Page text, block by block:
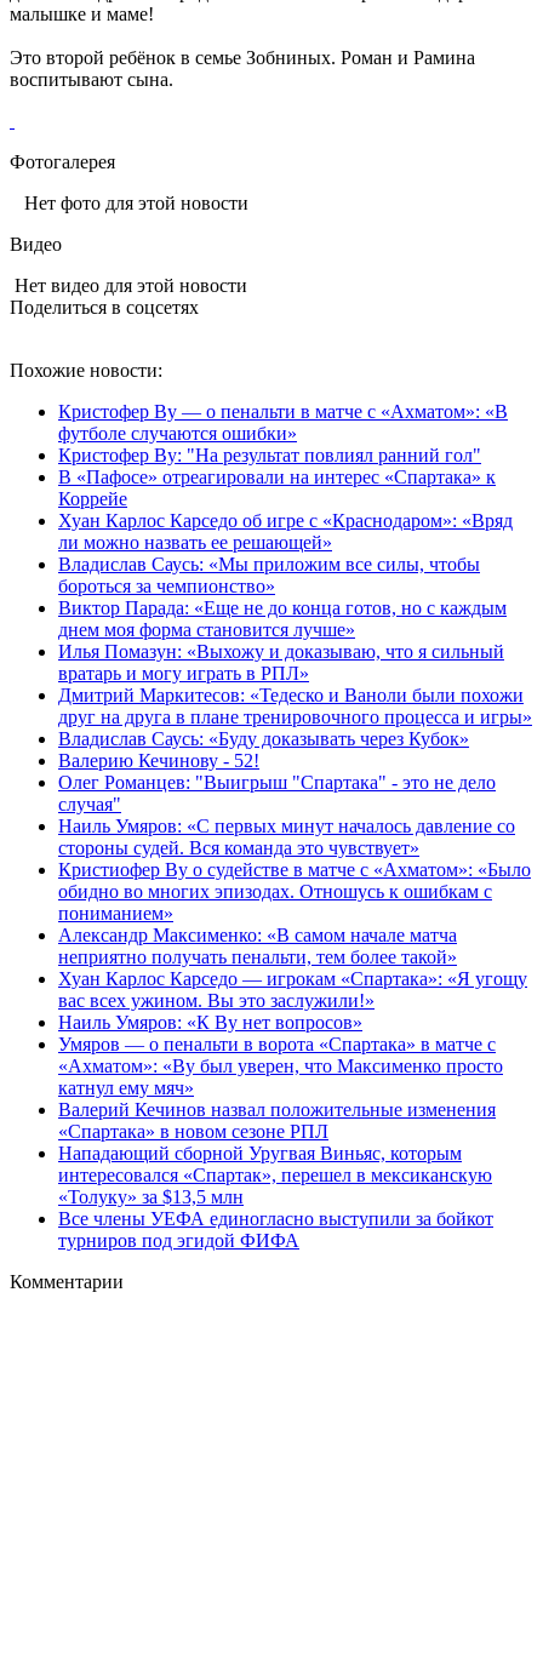
малышке и маме!
Это второй ребёнок в семье Зобниных. Роман и Рамина
воспитывают сына.
Фотогалерея
Нет фото для этой новости
Видео
Нет видео для этой новости
Поделиться в соцсетях
Похожие новости:
Кристофер Ву — о пенальти в матче с «Ахматом»: «В
футболе случаются ошибки»
Кристофер Ву: "На результат повлиял ранний гол"
В «Пафосе» отреагировали на интерес «Спартака» к
Коррейе
Хуан Карлос Карседо об игре с «Краснодаром»: «Вряд
ли можно назвать ее решающей»
Владислав Саусь: «Мы приложим все силы, чтобы
бороться за чемпионство»
Виктор Парада: «Еще не до конца готов, но с каждым
днем моя форма становится лучше»
Илья Помазун: «Выхожу и доказываю, что я сильный
вратарь и могу играть в РПЛ»
Дмитрий Маркитесов: «Тедеско и Ваноли были похожи
друг на друга в плане тренировочного процесса и игры»
Владислав Саусь: «Буду доказывать через Кубок»
Валерию Кечинову - 52!
Олег Романцев: "Выигрыш "Спартака" - это не дело
случая"
Наиль Умяров: «С первых минут началось давление со
стороны судей. Вся команда это чувствует»
Кристиофер Ву о судействе в матче с «Ахматом»: «Было
обидно во многих эпизодах. Отношусь к ошибкам с
пониманием»
Александр Максименко: «В самом начале матча
неприятно получать пенальти, тем более такой»
Хуан Карлос Карседо — игрокам «Спартака»: «Я угощу
вас всех ужином. Вы это заслужили!»
Наиль Умяров: «К Ву нет вопросов»
Умяров — о пенальти в ворота «Спартака» в матче с
«Ахматом»: «Ву был уверен, что Максименко просто
катнул ему мяч»
Валерий Кечинов назвал положительные изменения
«Спартака» в новом сезоне РПЛ
Нападающий сборной Уругвая Виньяс, которым
интересовался «Спартак», перешел в мексиканскую
«Толуку» за $13,5 млн
Все члены УЕФА единогласно выступили за бойкот
турниров под эгидой ФИФА
Комментарии